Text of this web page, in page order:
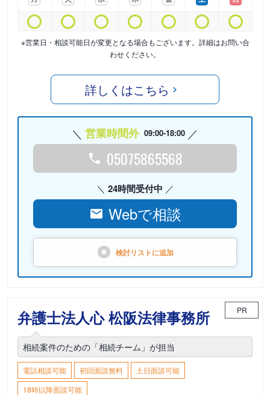
※営業日・相談可能日が変更となる場合もございます。詳細はお問い合
わせください。
詳しくはこちら
営業時間外 09:00-18:00
05075865568
24時間受付中
Webで相談
検討リストに追加
弁護士法人心 松阪法律事務所 PR
相続案件のための「相続チーム」が担当
電話相談可能 初回面談無料
土日面談可能
18時以降面談可能